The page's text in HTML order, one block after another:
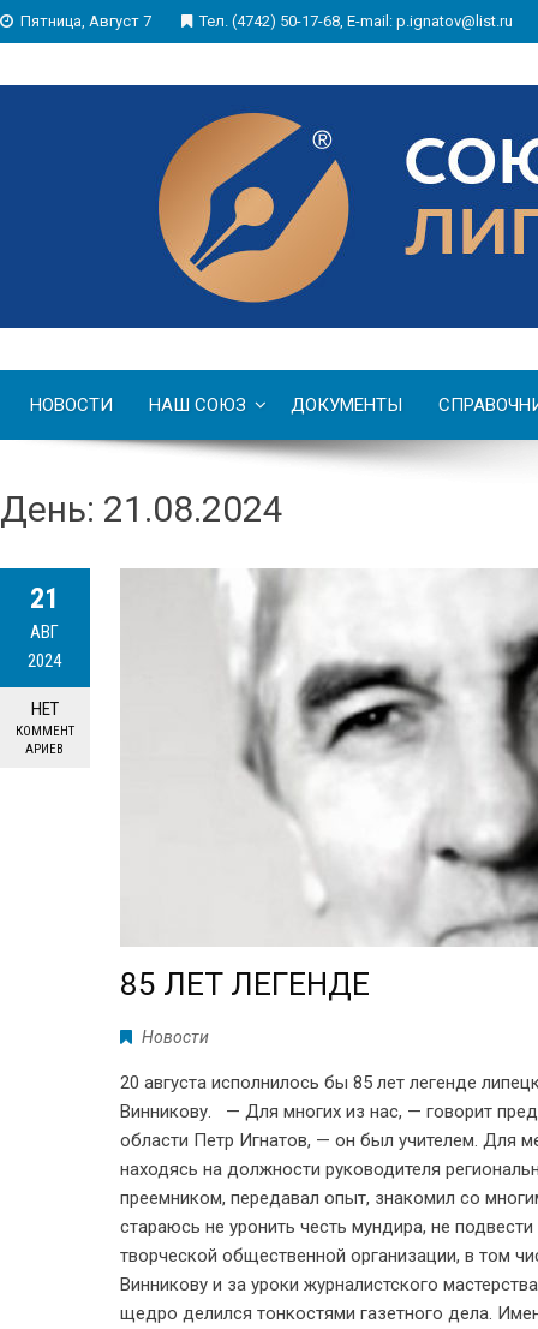
Пятница, Август 7 Тел. (4742) 50-17-68, E-mail: p.ignatov@list.ru
НОВОСТИ НАШ СОЮЗ ДОКУМЕНТЫ
День: 21.08.2024
21
АВГ
2024
НЕТ
КОММЕНТ
АРИЕВ
85 ЛЕТ ЛЕГЕНДЕ
Новости
20 августа исполнилось бы 85 лет легенде
Винникову. — Для многих из нас, — говорит
области Петр Игнатов, — он был учителем. Для
находясь на должности руководителя
преемником, передавал опыт, знакомил со
стараюсь не уронить честь мундира, не
творческой общественной организации, в том
Винникову и за уроки журналистского
щедро делился тонкостями газетного дела.